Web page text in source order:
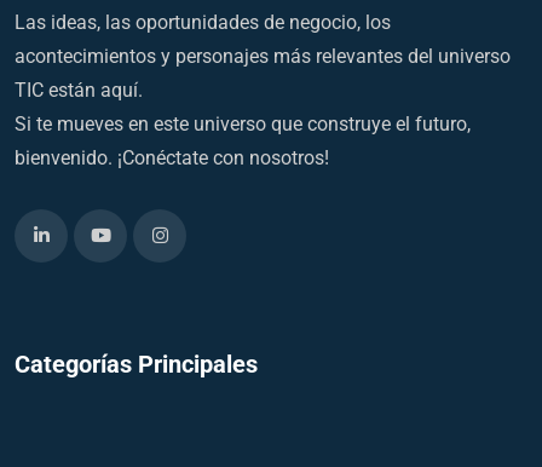
Las ideas, las oportunidades de negocio, los
acontecimientos y personajes más relevantes del universo
TIC están aquí.
Si te mueves en este universo que construye el futuro,
bienvenido. ¡Conéctate con nosotros!
Categorías Principales